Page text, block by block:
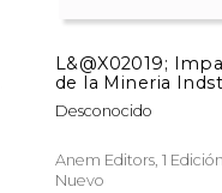
L&@X02019;
de la Mineria
la Ribagora (en
Catalán)
Desconocido
Anem Editors, 1 Edición,
Nuevo